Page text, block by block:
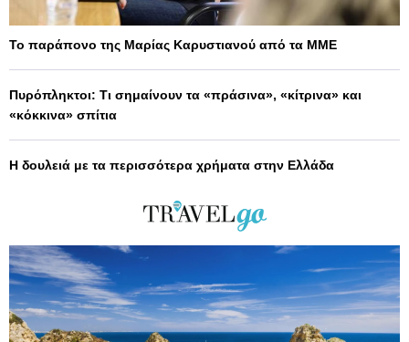
Το παράπονο της Μαρίας Καρυστιανού από τα ΜΜΕ
Πυρόπληκτοι: Τι σημαίνουν τα «πράσινα», «κίτρινα» και
«κόκκινα» σπίτια
Η δουλειά με τα περισσότερα χρήματα στην Ελλάδα